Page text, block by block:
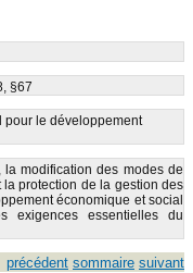
§67
pour le développement
modification des modes de
protection de la gestion des
économique et social
exigences essentielles du
précédent sommaire suivant